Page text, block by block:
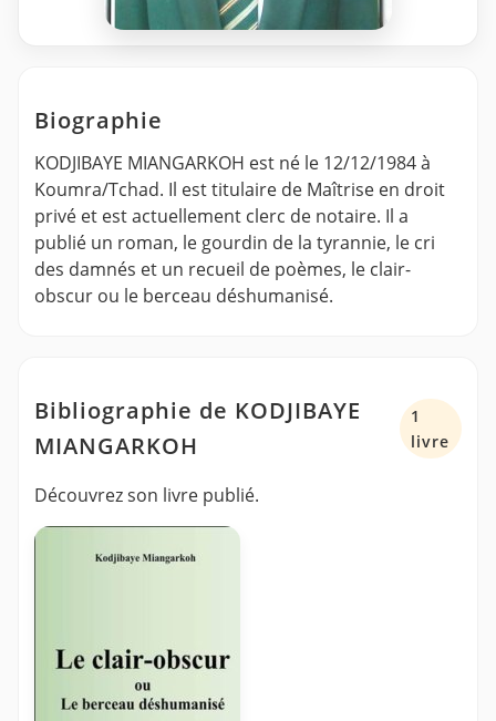
Biographie
KODJIBAYE MIANGARKOH est né le 12/12/1984 à
Koumra/Tchad. Il est titulaire de Maîtrise en droit
privé et est actuellement clerc de notaire. Il a
publié un roman, le gourdin de la tyrannie, le cri
des damnés et un recueil de poèmes, le clair-
obscur ou le berceau déshumanisé.
Bibliographie de KODJIBAYE
MIANGARKOH
1
livre
Découvrez son livre publié.